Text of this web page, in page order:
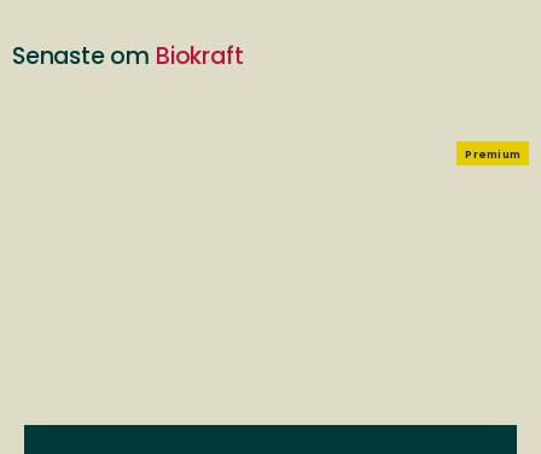
Senaste om Biokraft
Premium